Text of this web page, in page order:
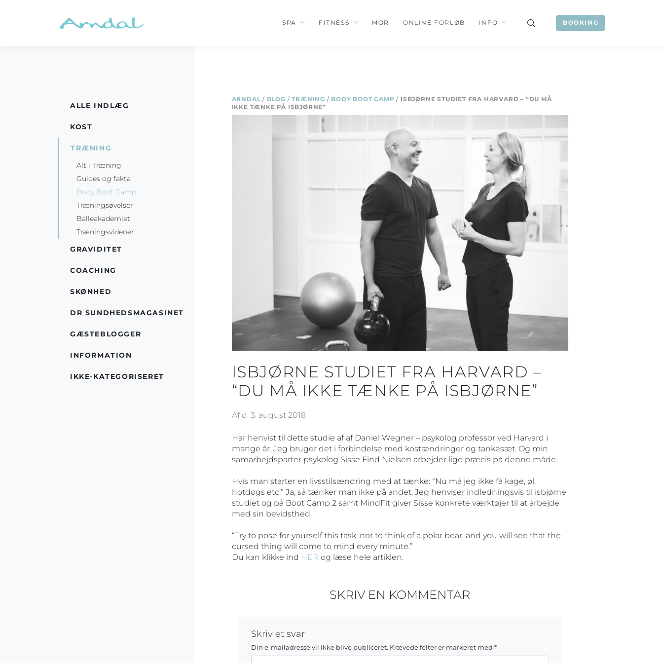
BOOKING
SPA FITNESS MOR ONLINE FORLØB INFO
ARNDAL / BLOG /TRÆNING / BODY BOOT CAMP / ISBJØRNE STUDIET FRA HARVARD – “DU MÅ
IKKE TÆNKE PÅ ISBJØRNE”
ISBJØRNE STUDIET FRA HARVARD –
“DU MÅ IKKE TÆNKE PÅ ISBJØRNE”
Af d. 3. august 2018
Har henvist til dette studie af af Daniel Wegner – psykolog professor ved Harvard i
mange år. Jeg bruger det i forbindelse med kostændringer og tankesæt. Og min
samarbejdsparter psykolog Sisse Find Nielsen arbejder lige præcis på denne måde.
Hvis man starter en livsstilsændring med at tænke: “Nu må jeg ikke få kage, øl,
hotdogs etc.” Ja, så tænker man ikke på andet. Jeg henviser indledningsvis til isbjørne
studiet og på Boot Camp 2 samt MindFit giver Sisse konkrete værktøjer til at arbejde
med sin bevidsthed.
“Try to pose for yourself this task: not to think of a polar bear, and you will see that the
cursed thing will come to mind every minute.”
Du kan klikke ind HER og læse hele artiklen.
SKRIV EN KOMMENTAR
Skriv et svar
Din e-mailadresse vil ikke blive publiceret. Krævede felter er markeret med *
ALLE INDLÆG
KOST
TRÆNING
Alt i Træning
Guides og fakta
Body Boot Camp
Træningsøvelser
Balleakademiet
Træningsvideoer
GRAVIDITET
COACHING
SKØNHED
DR SUNDHEDSMAGASINET
GÆSTEBLOGGER
INFORMATION
IKKE-KATEGORISERET